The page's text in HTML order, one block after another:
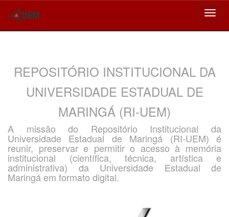
REPOSITÓRIO INSTITUCIONAL DA
UNIVERSIDADE ESTADUAL DE
MARINGÁ (RI-UEM)
A missão do Repositório Institucional da
Universidade Estadual de Maringá (RI-UEM) é
reunir, preservar e permitir o acesso à memória
institucional (científica, técnica, artística e
administrativa) da Universidade Estadual de
Maringá em formato digital.